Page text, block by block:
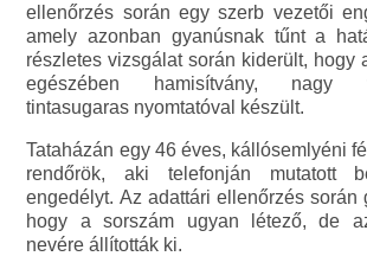
ellenőrzés során egy szerb vezetői
amely azonban gyanúsnak tűnt a
részletes vizsgálat során kiderült, hogy
egészében hamisítvány, nagy
tintasugaras nyomtatóval készült.
Tataházán egy 46 éves, kállósemlyéni
rendőrök, aki telefonján mutatott
engedélyt. Az adattári ellenőrzés során
hogy a sorszám ugyan létező, de
nevére állították ki.